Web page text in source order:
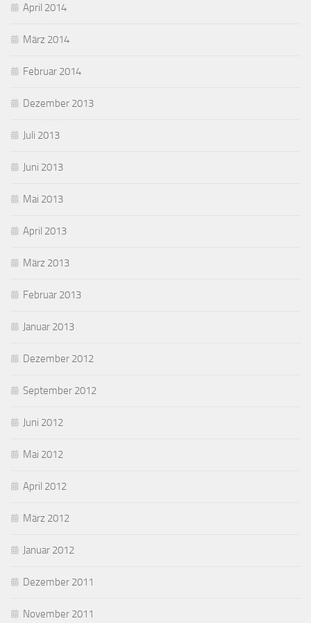
April 2014
März 2014
Februar 2014
Dezember 2013
Juli 2013
Juni 2013
Mai 2013
April 2013
März 2013
Februar 2013
Januar 2013
Dezember 2012
September 2012
Juni 2012
Mai 2012
April 2012
März 2012
Januar 2012
Dezember 2011
November 2011